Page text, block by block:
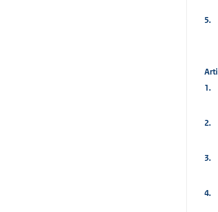
5.
1.
2.
3.
4.